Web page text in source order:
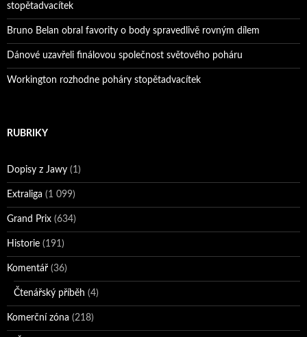
stopětadvacítek
Bruno Belan obral favority o body spravedlivě rovným dílem
Dánové uzavřeli finálovou společnost světového poháru
Workington rozhodne poháry stopětadvacítek
RUBRIKY
Dopisy z Jawy (1)
Extraliga (1 099)
Grand Prix (634)
Historie (191)
Komentář (36)
Čtenářský příběh (4)
Komerční zóna (218)